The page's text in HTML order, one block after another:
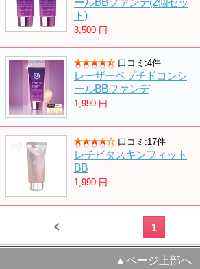
ールBBファンデ(2個セッ
ト)
3,500 円
口コミ:4件
レーザーペプチドコンシ
ールBBファンデ
1,990 円
口コミ:17件
レチビタスキンフィット
BB
1,990 円
1
▲ページ上部へ